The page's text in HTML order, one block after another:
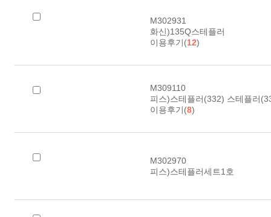
M302931
화신)135Q스테플러
이용후기(12)
M309110
피스)스테플러(332) 스테플러
이용후기(8)
M302970
피스)스테플러세트1호